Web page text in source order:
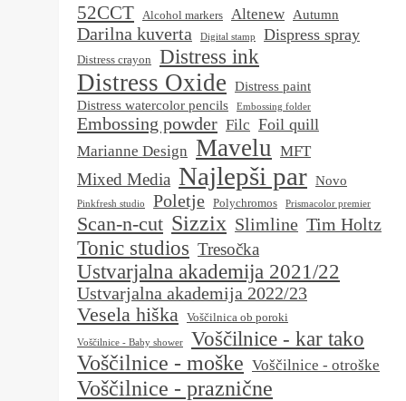
52CCT Alcohol markers Altenew Autumn
Darilna kuverta Digital stamp Dispress spray
Distress crayon Distress ink
Distress Oxide
Distress paint
Distress watercolor pencils
Embossing folder
Embossing powder Filc Foil quill
Marianne Design Mavelu MFT
Mixed Media Najlepši par Novo
Pinkfresh studio Poletje Polychromos Prismacolor premier
Scan-n-cut Sizzix Slimline Tim Holtz
Tonic studios Tresočka
Ustvarjalna akademija 2021/22
Ustvarjalna akademija 2022/23
Vesela hiška Voščilnica ob poroki
Voščilnice - Baby shower
Voščilnice - kar tako
Voščilnice - moške Voščilnice - otroške
Voščilnice - praznične